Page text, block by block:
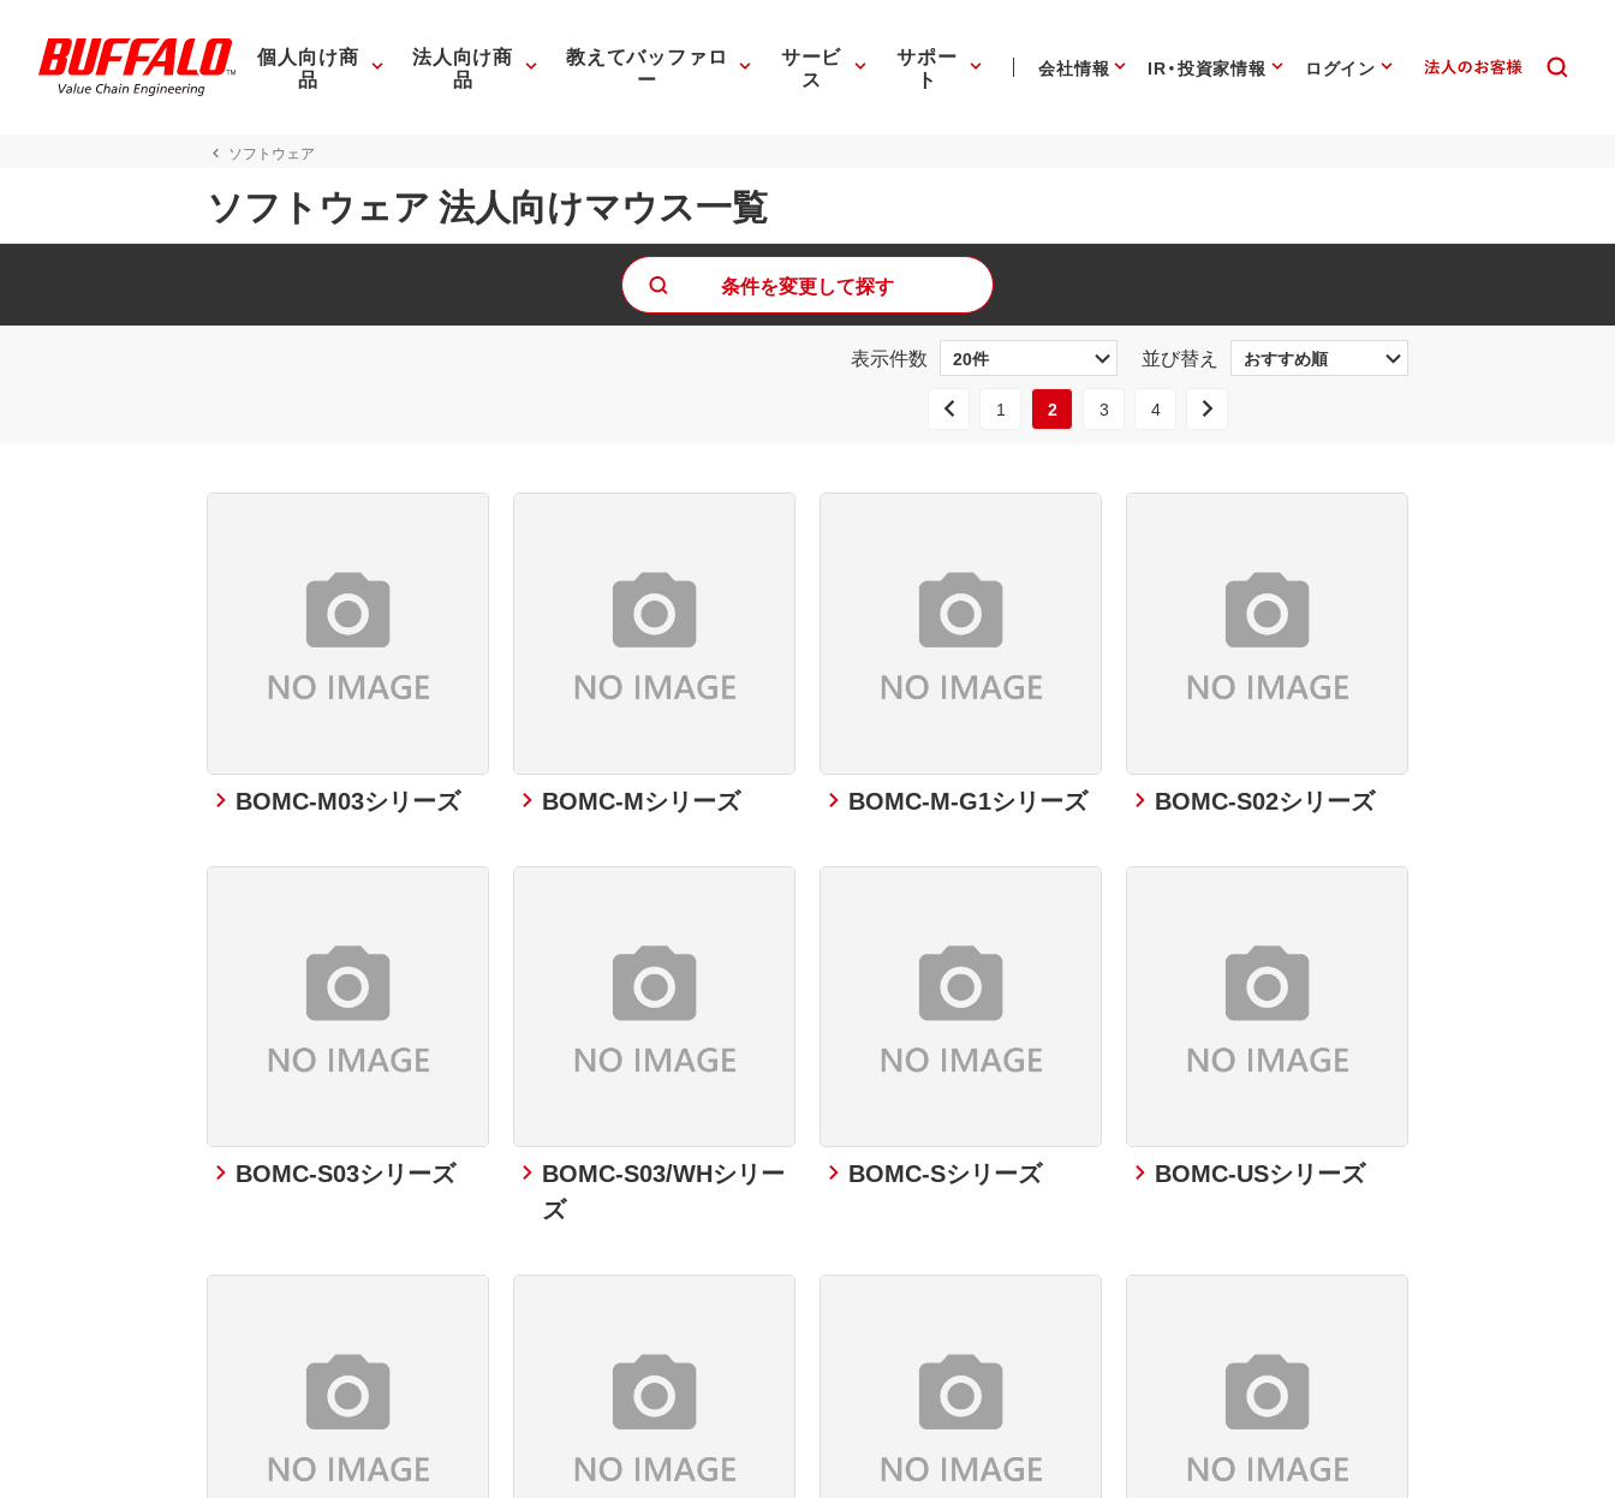
個人向け商
品
法人向け商
品
教えてバッファロ
ー
サービ
ス
サポー
ト 会社情報 IR・投資家情報 ログイン
ソフトウェア
ソフトウェア 法人向けマウス一覧
条件を変更して探す
表示件数 並び替え
1 2 3 4
BOMC-M03シリーズ BOMC-Mシリーズ BOMC-M-G1シリーズ BOMC-S02シリーズ
BOMC-S03シリーズ
BOMC-S03/WHシリー
ズ
BOMC-Sシリーズ BOMC-USシリーズ